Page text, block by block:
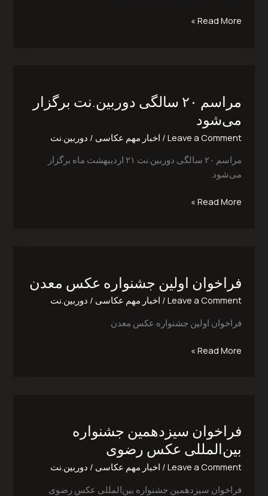
Read More »
مراسم ۲۰ سالگی دوربین.نت برگزار
می‌شود
Leave a Comment
/ اخبار مهم عکاسی / دوربین.نت
مراسم ۲۰ سالگی دوربین.نت ۲۱ اردیبهشت ماه برگزار
می‌شود.
سالگی
دوربین.نت
برگزار
می‌شود
Read More »
فراخوان اولین جشنواره عکس معدن
Leave a Comment
/ اخبار مهم عکاسی / دوربین.نت
فراخوان اولین جشنواره عکس معدن
جشنواره
عکس
Read More »
فراخوان سیزدهمین جشنواره
بین‌المللی عکس رضوی
Leave a Comment
/ اخبار مهم عکاسی / دوربین.نت
فراخوان سیزدهمین جشنواره بین‌المللی عکس رضوی
جشنواره
بین‌المللی
عکس
رضوی